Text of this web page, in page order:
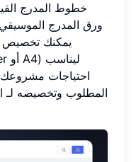
خطوط المدرج
ورق المدرج الموسيقي
يمكنك تخصيص
احتياجات مشروعك
المطلوب وتخصيصه لـ